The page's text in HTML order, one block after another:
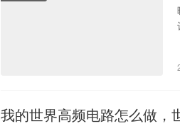
我的世界高频电路怎么做，